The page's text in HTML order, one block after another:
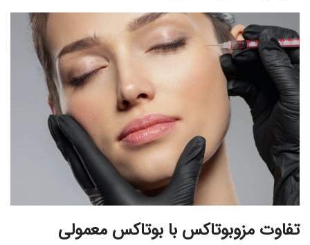
تفاوت مزوبوتاکس با بوتاکس معمولی